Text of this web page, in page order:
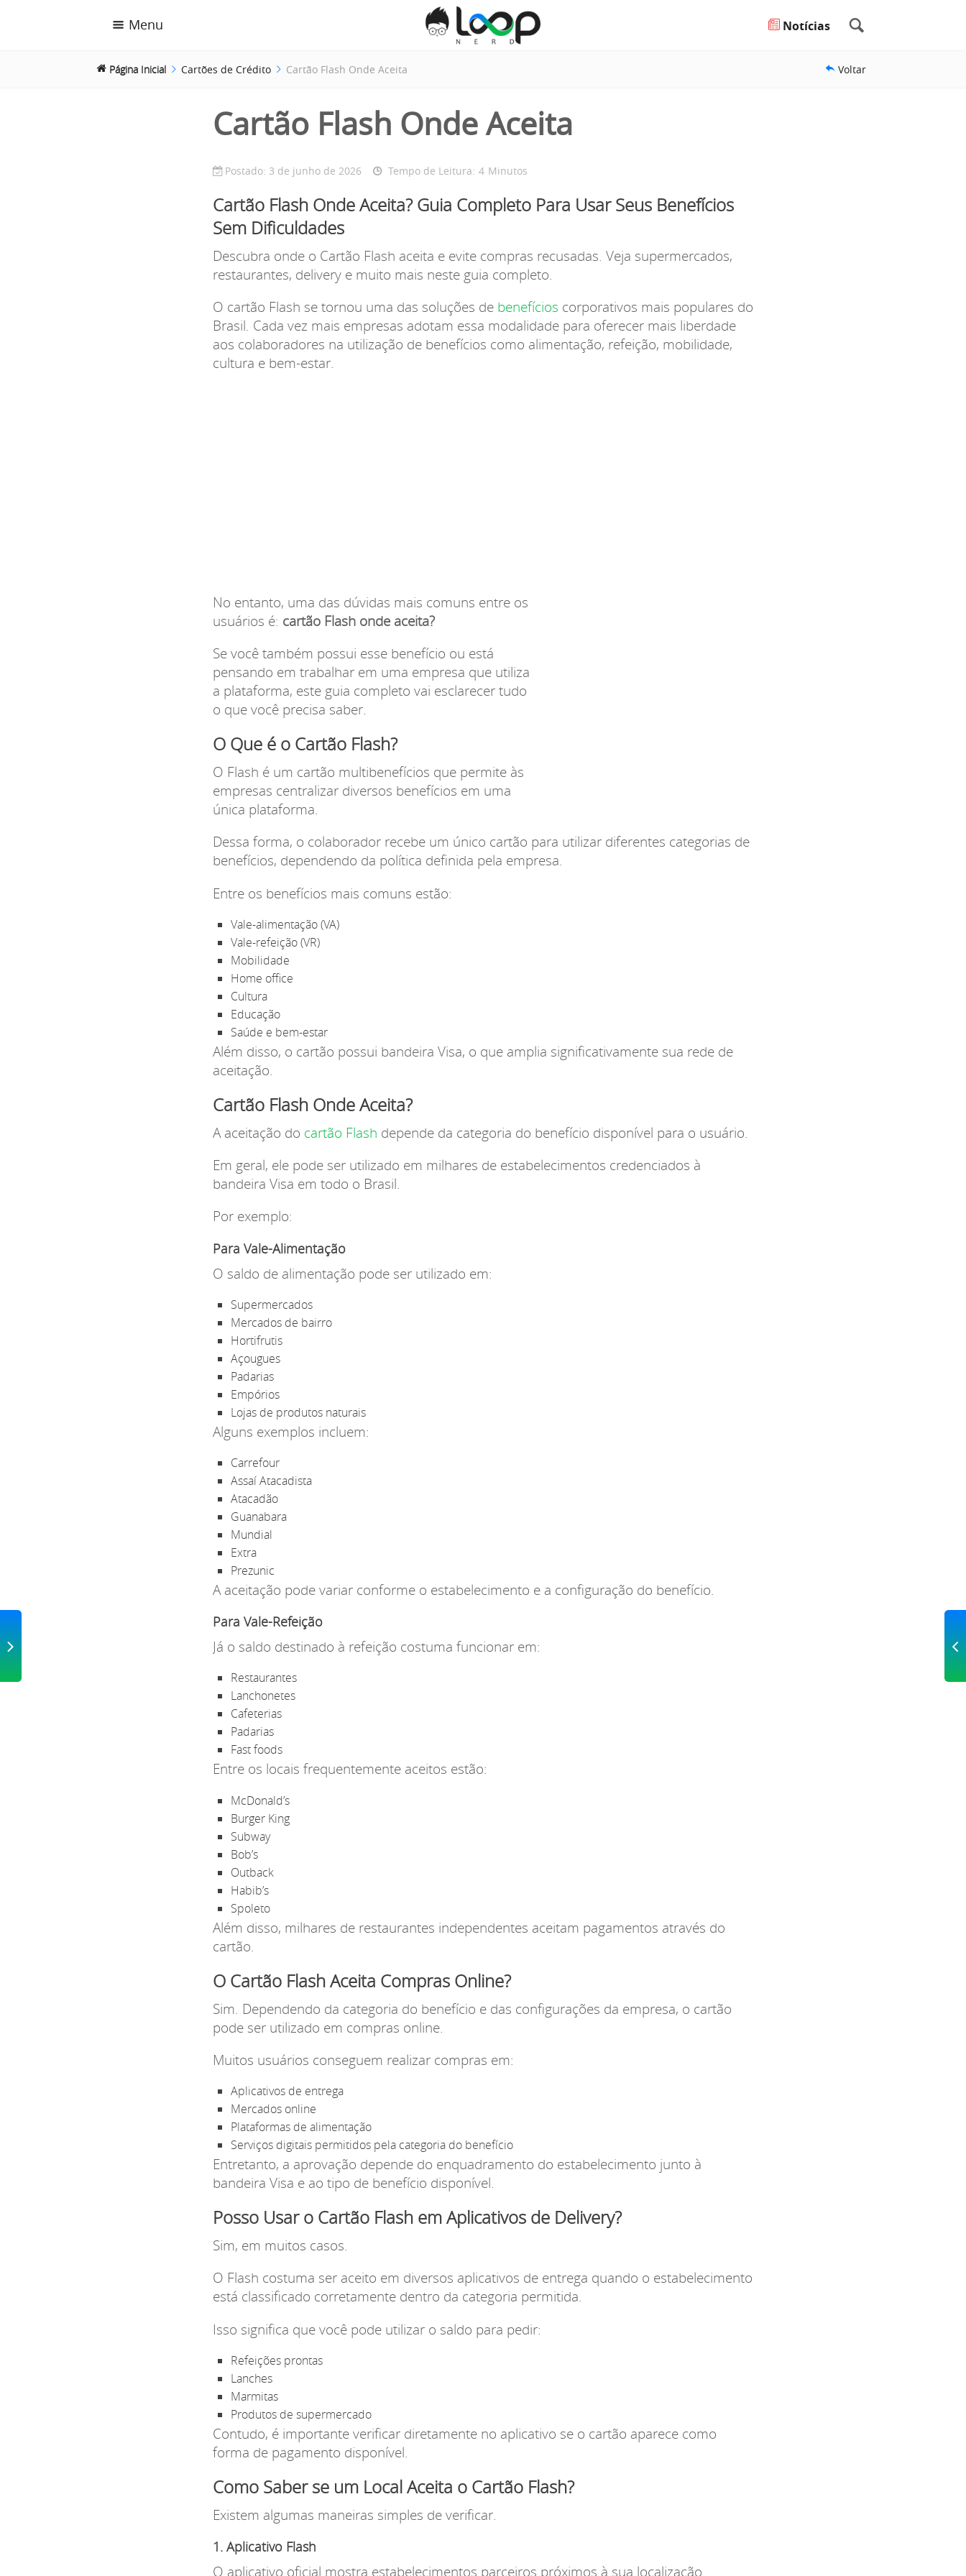
Menu Notícias
Página Inicial Cartões de Crédito Cartão Flash Onde Aceita Voltar
Cartão Flash Onde Aceita
Postado: 3 de junho de 2026 Tempo de Leitura: 4 Minutos
Cartão Flash Onde Aceita? Guia Completo Para Usar Seus Benefícios
Sem Dificuldades
Descubra onde o Cartão Flash aceita e evite compras recusadas. Veja supermercados,
restaurantes, delivery e muito mais neste guia completo.
O cartão Flash se tornou uma das soluções de benefícios corporativos mais populares do
Brasil. Cada vez mais empresas adotam essa modalidade para oferecer mais liberdade
aos colaboradores na utilização de benefícios como alimentação, refeição, mobilidade,
cultura e bem-estar.
No entanto, uma das dúvidas mais comuns entre os
usuários é: cartão Flash onde aceita?
Se você também possui esse benefício ou está
pensando em trabalhar em uma empresa que utiliza
a plataforma, este guia completo vai esclarecer tudo
o que você precisa saber.
O Que é o Cartão Flash?
O Flash é um cartão multibenefícios que permite às
empresas centralizar diversos benefícios em uma
única plataforma.
Dessa forma, o colaborador recebe um único cartão para utilizar diferentes categorias de
benefícios, dependendo da política definida pela empresa.
Entre os benefícios mais comuns estão:
Vale-alimentação (VA)
Vale-refeição (VR)
Mobilidade
Home office
Cultura
Educação
Saúde e bem-estar
Além disso, o cartão possui bandeira Visa, o que amplia significativamente sua rede de
aceitação.
Cartão Flash Onde Aceita?
A aceitação do cartão Flash depende da categoria do benefício disponível para o usuário.
Em geral, ele pode ser utilizado em milhares de estabelecimentos credenciados à
bandeira Visa em todo o Brasil.
Por exemplo:
Para Vale-Alimentação
O saldo de alimentação pode ser utilizado em:
Supermercados
Mercados de bairro
Hortifrutis
Açougues
Padarias
Empórios
Lojas de produtos naturais
Alguns exemplos incluem:
Carrefour
Assaí Atacadista
Atacadão
Guanabara
Mundial
Extra
Prezunic
A aceitação pode variar conforme o estabelecimento e a configuração do benefício.
Para Vale-Refeição
Já o saldo destinado à refeição costuma funcionar em:
Restaurantes
Lanchonetes
Cafeterias
Padarias
Fast foods
Entre os locais frequentemente aceitos estão:
McDonald’s
Burger King
Subway
Bob’s
Outback
Habib’s
Spoleto
Além disso, milhares de restaurantes independentes aceitam pagamentos através do
cartão.
O Cartão Flash Aceita Compras Online?
Sim. Dependendo da categoria do benefício e das configurações da empresa, o cartão
pode ser utilizado em compras online.
Muitos usuários conseguem realizar compras em:
Aplicativos de entrega
Mercados online
Plataformas de alimentação
Serviços digitais permitidos pela categoria do benefício
Entretanto, a aprovação depende do enquadramento do estabelecimento junto à
bandeira Visa e ao tipo de benefício disponível.
Posso Usar o Cartão Flash em Aplicativos de Delivery?
Sim, em muitos casos.
O Flash costuma ser aceito em diversos aplicativos de entrega quando o estabelecimento
está classificado corretamente dentro da categoria permitida.
Isso significa que você pode utilizar o saldo para pedir:
Refeições prontas
Lanches
Marmitas
Produtos de supermercado
Contudo, é importante verificar diretamente no aplicativo se o cartão aparece como
forma de pagamento disponível.
Como Saber se um Local Aceita o Cartão Flash?
Existem algumas maneiras simples de verificar.
1. Aplicativo Flash
O aplicativo oficial mostra estabelecimentos parceiros próximos à sua localização.